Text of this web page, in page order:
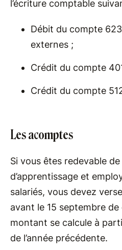
l’écriture comptable
Débit du compte
externes ;
Crédit du compte
Crédit du compte
Les acomptes
Si vous êtes redevable
d’apprentissage et
salariés, vous devez
avant le 15 septembre
montant se calcule à
de l’année précédente.